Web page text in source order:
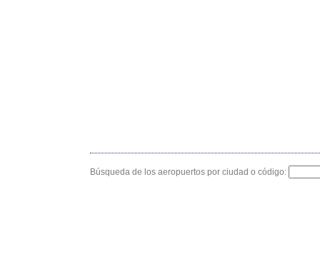
Búsqueda de los aeropuertos por ciudad o código: